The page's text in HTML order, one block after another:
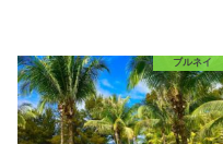
ブルネイ